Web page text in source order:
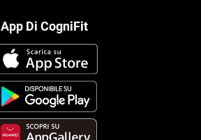
App Di CogniFit